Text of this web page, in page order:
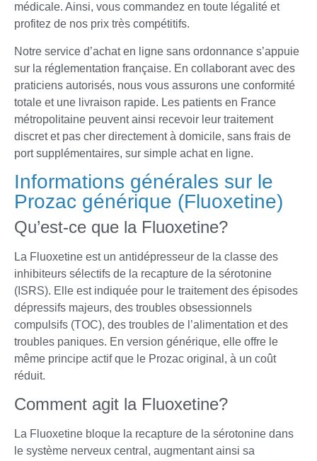
médicale. Ainsi, vous commandez en toute légalité et
profitez de nos prix très compétitifs.
Notre service d’achat en ligne sans ordonnance s’appuie
sur la réglementation française. En collaborant avec des
praticiens autorisés, nous vous assurons une conformité
totale et une livraison rapide. Les patients en France
métropolitaine peuvent ainsi recevoir leur traitement
discret et pas cher directement à domicile, sans frais de
port supplémentaires, sur simple achat en ligne.
Informations générales sur le
Prozac générique (Fluoxetine)
Qu’est-ce que la Fluoxetine?
La Fluoxetine est un antidépresseur de la classe des
inhibiteurs sélectifs de la recapture de la sérotonine
(ISRS). Elle est indiquée pour le traitement des épisodes
dépressifs majeurs, des troubles obsessionnels
compulsifs (TOC), des troubles de l’alimentation et des
troubles paniques. En version générique, elle offre le
même principe actif que le Prozac original, à un coût
réduit.
Comment agit la Fluoxetine?
La Fluoxetine bloque la recapture de la sérotonine dans
le système nerveux central, augmentant ainsi sa